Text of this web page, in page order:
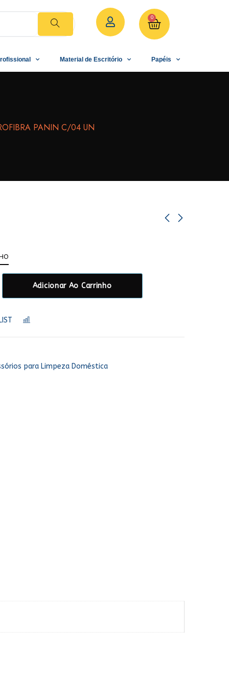
0
Material de Escritório Papéis
PANIN C/04 UN
Adicionar Ao Carrinho
para Limpeza Doméstica